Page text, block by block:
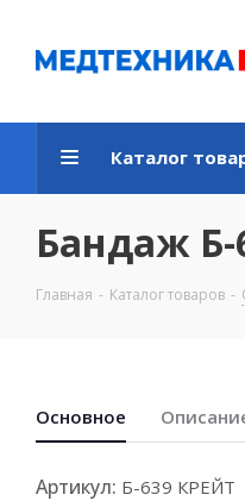
Каталог
Бандаж Б-
Главная - Каталог товаров -
Основноe
Артикул: Б-639 КРЕЙТ